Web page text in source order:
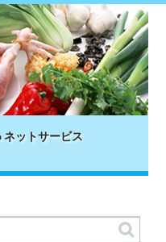
ネットサービス